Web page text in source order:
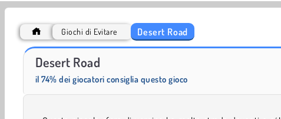
Royal Story
Giochi di Evitare Desert Road
Desert Road
il 74% dei giocatori consiglia questo gioco